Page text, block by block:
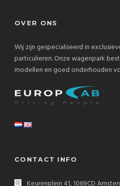
OVER ONS
Wij zijn gespecialiseerd in
particulieren. Onze wagenpark
modellen en goed onderhouden
CONTACT INFO